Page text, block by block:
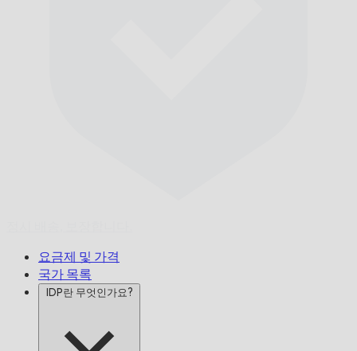
요금제 및 가격
국가 목록
IDP란 무엇인가요?